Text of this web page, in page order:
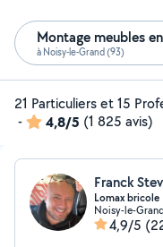
Montage meubles
à Noisy-le-Grand (93)
21 Particuliers et 15
-
4,8/5 (1 825 avis)
Franck
Lomax bricole
Noisy-le-
4,9/5